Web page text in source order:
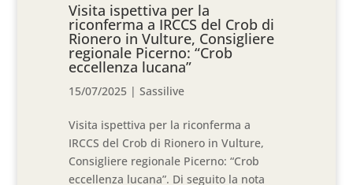
Visita ispettiva per la
riconferma a IRCCS del Crob di
Rionero in Vulture, Consigliere
regionale Picerno: “Crob
eccellenza lucana”
15/07/2025 |Sassilive
Visita ispettiva per la riconferma a
IRCCS del Crob di Rionero in Vulture,
Consigliere regionale Picerno: “Crob
eccellenza lucana”. Di seguito la nota